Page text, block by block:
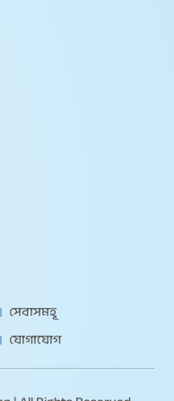
সেবাসমূহ
যোগাযোগ